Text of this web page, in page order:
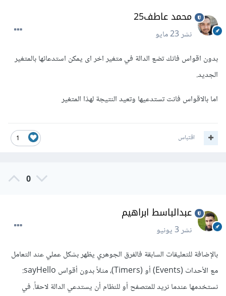
محمد عاطف25
نشر23 مايو
بدون اقواس فانك تضع الدالة في متغير اخر اى يمكن استدعائها بالمتغير
الجديد.
اما بالاقواس فانت تستدعيها وتعيد النتيجة لهذا المتغير
1 اقتباس
0
عبدالباسط ابراهيم
نشر3 يونيو
بالإضافة للتعليقات السابقة فالفرق الجوهري يظهر بشكل عملي عند التعامل
مع الأحداث (Events) أو (Timers)، مثلاً بدون أقواس sayHello:
نستخدمها عندما نريد للمتصفح أو للنظام أن يستدعي الدالة لاحقاً. في